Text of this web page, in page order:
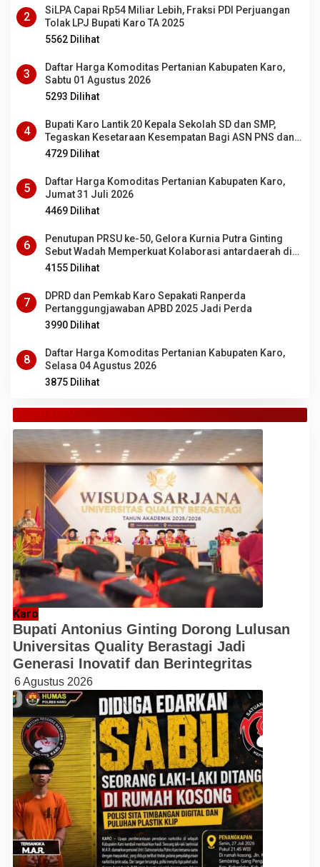
2
SiLPA Capai Rp54 Miliar Lebih, Fraksi PDI Perjuangan
Tolak LPJ Bupati Karo TA 2025
5562 Dilihat
3
Daftar Harga Komoditas Pertanian Kabupaten Karo,
Sabtu 01 Agustus 2026
5293 Dilihat
4
Bupati Karo Lantik 20 Kepala Sekolah SD dan SMP,
Tegaskan Kesetaraan Kesempatan Bagi ASN PNS dan
PPPK
4729 Dilihat
5
Daftar Harga Komoditas Pertanian Kabupaten Karo,
Jumat 31 Juli 2026
4469 Dilihat
6
Penutupan PRSU ke-50, Gelora Kurnia Putra Ginting
Sebut Wadah Memperkuat Kolaborasi antardaerah di
Sumut
4155 Dilihat
7
DPRD dan Pemkab Karo Sepakati Ranperda
Pertanggungjawaban APBD 2025 Jadi Perda
3990 Dilihat
8
Daftar Harga Komoditas Pertanian Kabupaten Karo,
Selasa 04 Agustus 2026
3875 Dilihat
TANAH KARO
Karo
Bupati Antonius Ginting Dorong Lulusan
Universitas Quality Berastagi Jadi
Generasi Inovatif dan Berintegritas
6 Agustus 2026